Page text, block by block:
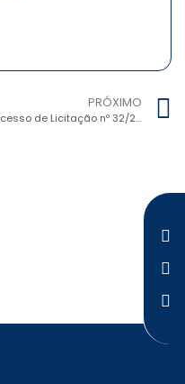
PRÓXIMO
Processo de Licitação nº 32/2023, Inexigibilidade de Licitação nº 02/2023 – Assessoria em convênios